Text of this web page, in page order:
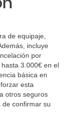
de equipaje,
incluye
por
3.000€ en el
básica en
esta
otros seguros
confirmar su